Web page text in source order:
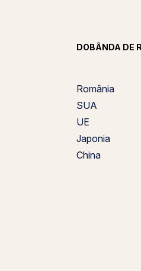
DOBÂNDA DE
România
SUA
UE
Japonia
China